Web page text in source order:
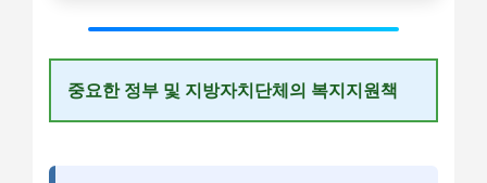
중요한 정부 및 지방자치단체의 복지지원책